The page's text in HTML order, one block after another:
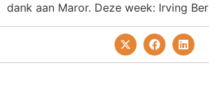
dank aan Maror. Deze week: Irving